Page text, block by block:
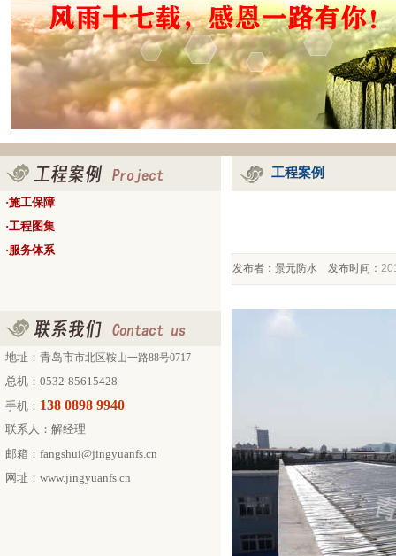
·施工保障
·工程图集
·服务体系
地址： 青岛市市北区鞍山一路88号0717
总机：0532-85615428
手机： 138 0898 9940
联系人：解经理
邮箱：fangshui@jingyuanfs.cn
网址： www.jingyuanfs.cn
工程案例
发布者：景元防水 发布时间：